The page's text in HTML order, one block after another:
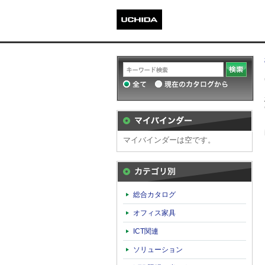
マイバインダーは空です。
総合カタログ
オフィス家具
ICT関連
ソリューション